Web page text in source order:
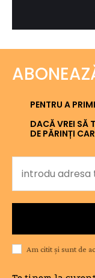
PENTRU A
DACĂ VREI SĂ
DE PĂRINȚI
Am citit și sunt de